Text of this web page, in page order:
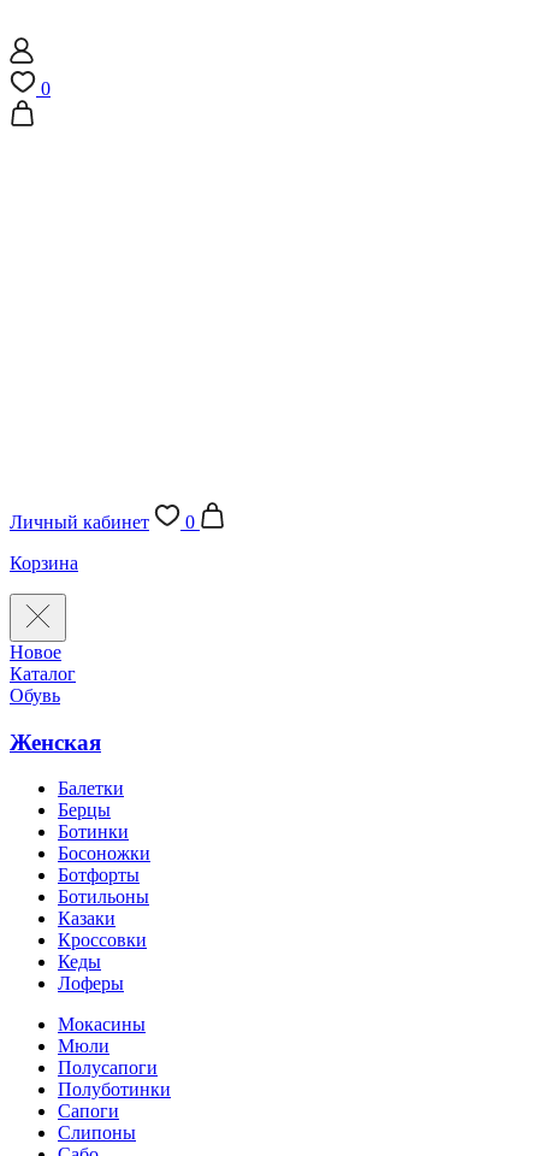
0
Личный кабинет
0
Корзина
Новое
Каталог
Обувь
Женская
Балетки
Берцы
Ботинки
Босоножки
Ботфорты
Ботильоны
Казаки
Кроссовки
Кеды
Лоферы
Мокасины
Мюли
Полусапоги
Полуботинки
Сапоги
Слипоны